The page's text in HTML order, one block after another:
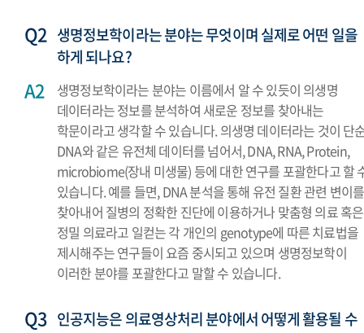
생명정보학이라는 분야는 무엇이며 실제로 어떤 일을
하게 되나요?
생명정보학이라는 분야는 이름에서 알 수 있듯이 의생명
데이터라는 정보를 분석하여 새로운 정보를 찾아내는
학문이라고 생각할 수 있습니다. 의생명 데이터라는 것이 단
DNA와 같은 유전체 데이터를 넘어서, DNA, RNA, Protein,
microbiome(장내 미생물) 등에 대한 연구를 포괄한다고 할
있습니다. 예를 들면, DNA 분석을 통해 유전 질환 관련 변이를
찾아내어 질병의 정확한 진단에 이용하거나 맞춤형 의료 혹은
정밀 의료라고 일컫는 각 개인의 genotype에 따른 치료법을
제시해주는 연구들이 요즘 중시되고 있으며 생명정보학이
이러한 분야를 포괄한다고 말할 수 있습니다.
인공지능은 의료영상처리 분야에서 어떻게 활용될 수